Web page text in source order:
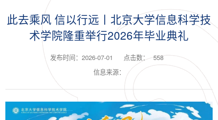
此去乘风 信以行远丨北京大学信息科学技
术学院隆重举行2026年毕业典礼
发布时间：2026-07-01 点击数： 558
信息来源：